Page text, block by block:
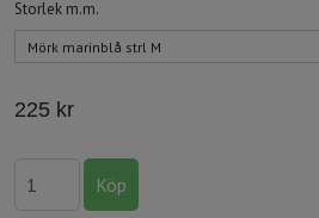
Storlek m.m.
Mörk marinblå strl M
225 kr